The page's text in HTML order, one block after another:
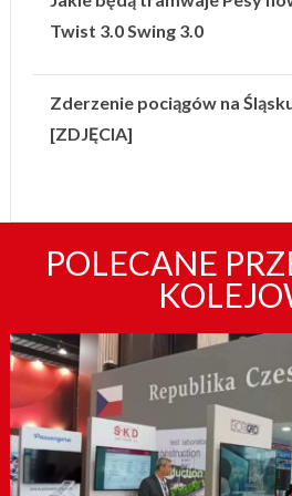
Twist 3.0 Swing 3.0
Zderzenie pociągów na
[ZDJĘCIA]
POLECANE